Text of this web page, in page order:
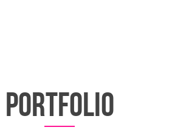
portfolio